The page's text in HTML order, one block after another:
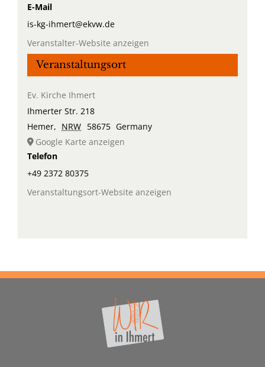
Veranstaltungsort
Ev. Kirche Ihmert
Ihmerter Str. 218
Hemer, NRW 58675 Germany
Google Karte anzeigen
Telefon
+49 2372 80375
Veranstaltungsort-Website anzeigen
E-Mail
is-kg-ihmert@ekvw.de
Veranstalter-Website anzeigen